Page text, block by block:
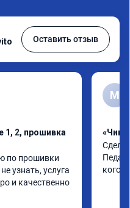
Оставить отзыв
1, 2, прошивка
по прошивки
узнать, услуга
и качественно
М
«Чип
кого